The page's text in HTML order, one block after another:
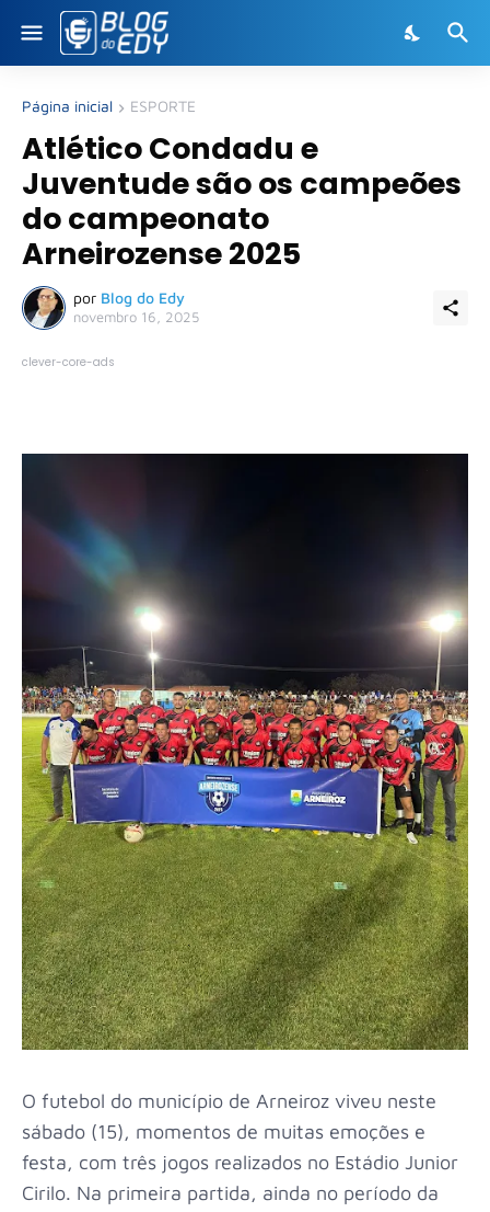
Página inicial ESPORTE
Atlético Condadu e
Juventude são os campeões
do campeonato
Arneirozense 2025
por Blog do Edy
novembro 16, 2025
clever-core-ads
O futebol do município de Arneiroz viveu neste
sábado (15), momentos de muitas emoções e
festa, com três jogos realizados no Estádio Junior
Cirilo. Na primeira partida, ainda no período da